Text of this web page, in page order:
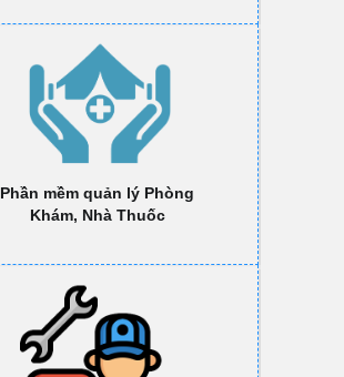
Phần mềm quản lý Phòng
Khám, Nhà Thuốc